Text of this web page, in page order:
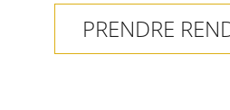
PRENDRE